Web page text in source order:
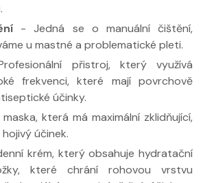
- Jedná se o manuální čištění,
u mastné a problematické pleti.
přistroj, který využívá
frekvenci, které mají povrchově
účinky.
která má maximální zklidňující,
účinek.
krém, který obsahuje hydratační
které chrání rohovou vrstvu